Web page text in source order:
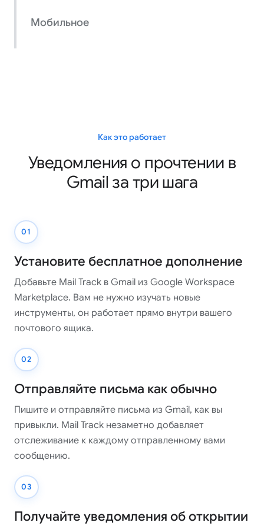
Мобильное
Как это работает
Уведомления о прочтении в
Gmail за три шага
01
Установите бесплатное дополнение
Добавьте Mail Track в Gmail из Google Workspace
Marketplace. Вам не нужно изучать новые
инструменты, он работает прямо внутри вашего
почтового ящика.
02
Отправляйте письма как обычно
Пишите и отправляйте письма из Gmail, как вы
привыкли. Mail Track незаметно добавляет
отслеживание к каждому отправленному вами
сообщению.
03
Получайте уведомления об открытии